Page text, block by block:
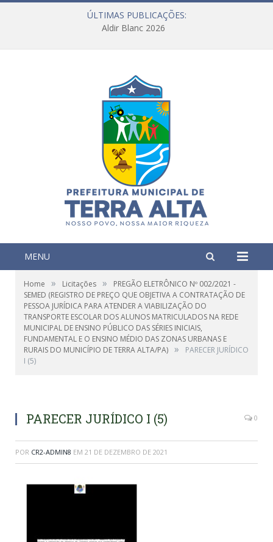
ÚLTIMAS PUBLICAÇÕES:
Aldir Blanc 2026
MENU
Home » Licitações »
PREGÃO ELETRÔNICO Nº 002/2021 -
SEMED (REGISTRO DE PREÇO QUE OBJETIVA A CONTRATAÇÃO DE
PESSOA JURÍDICA PARA ATENDER A VIABILIZAÇÃO DO
TRANSPORTE ESCOLAR DOS ALUNOS MATRICULADOS NA REDE
MUNICIPAL DE ENSINO PÚBLICO DAS SÉRIES INICIAIS,
FUNDAMENTAL E O ENSINO MÉDIO DAS ZONAS URBANAS E
RURAIS DO MUNICÍPIO DE TERRA ALTA/PA) »
PARECER JURÍDICO
I (5)
PARECER JURÍDICO I (5) 0
POR CR2-ADMIN8 EM 21 DE DEZEMBRO DE 2021